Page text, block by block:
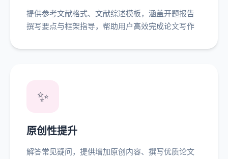
提供参考文献格式、文献综述模板，涵盖开题报告
撰写要点与框架指导，帮助用户高效完成论文写作
✨
原创性提升
解答常见疑问，提供增加原创内容、撰写优质论文